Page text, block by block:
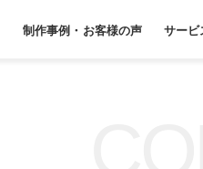
制作事例・お客様の声 サービ